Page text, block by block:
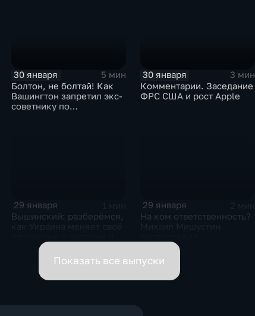
30 января
5 мин
Болтон, не болтай! Как
Вашингтон запретил экс-
советнику по
30 января
3 мин
Комментарии. Заседание
ФРС США и рост Apple
29 января
Вышинский: разберёмся,
почему
29 января
На ком ответственность?
обязанности вице-
премьеров
Показать все выпуски